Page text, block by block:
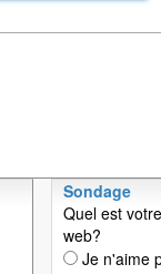
Sondage
Quel est
web?
Je n'aime